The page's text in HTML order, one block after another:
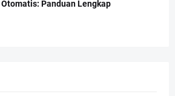
Otomatis: Panduan Lengkap